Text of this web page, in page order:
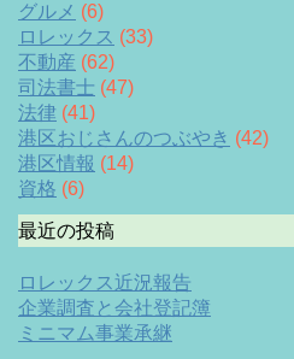
グルメ (6)
ロレックス (33)
不動産 (62)
司法書士 (47)
法律 (41)
港区おじさんのつぶやき (42)
港区情報 (14)
資格 (6)
最近の投稿
ロレックス近況報告
企業調査と会社登記簿
ミニマム事業承継